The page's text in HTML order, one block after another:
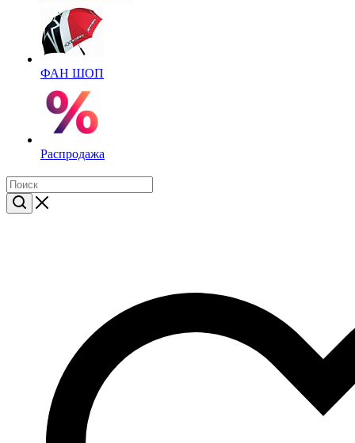
ФАН ШОП
Распродажа